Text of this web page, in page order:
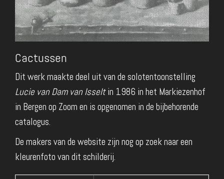
Cactussen
Dit werk maakte deel uit van de solotentoonstelling
Lucie van Dam van Isseltin 1986 in het Markiezenhof
in Bergen op Zoom en is opgenomen in de bijbehorende
catalogus.
De makers van de website zijn nog op zoek naar een
kleurenfoto van dit schilderij.